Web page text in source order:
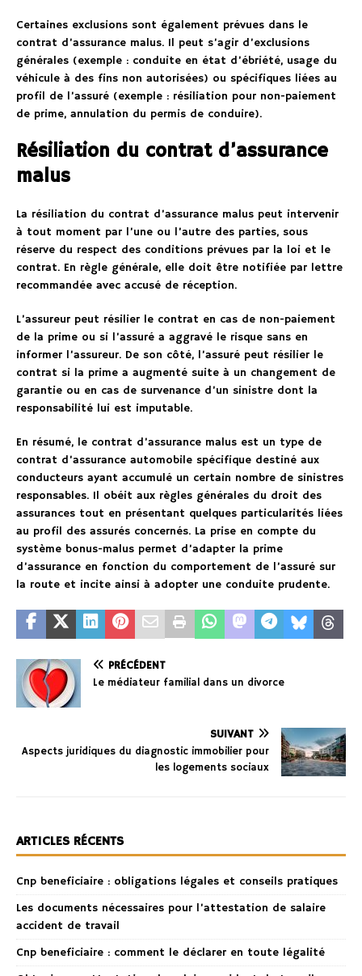
Certaines exclusions sont également prévues dans le
contrat d’assurance malus. Il peut s’agir d’exclusions
générales (exemple : conduite en état d’ébriété, usage du
véhicule à des fins non autorisées) ou spécifiques liées au
profil de l’assuré (exemple : résiliation pour non-paiement
de prime, annulation du permis de conduire).
Résiliation du contrat d’assurance
malus
La résiliation du contrat d’assurance malus peut intervenir
à tout moment par l’une ou l’autre des parties, sous
réserve du respect des conditions prévues par la loi et le
contrat. En règle générale, elle doit être notifiée par lettre
recommandée avec accusé de réception.
L’assureur peut résilier le contrat en cas de non-paiement
de la prime ou si l’assuré a aggravé le risque sans en
informer l’assureur. De son côté, l’assuré peut résilier le
contrat si la prime a augmenté suite à un changement de
garantie ou en cas de survenance d’un sinistre dont la
responsabilité lui est imputable.
En résumé, le contrat d’assurance malus est un type de
contrat d’assurance automobile spécifique destiné aux
conducteurs ayant accumulé un certain nombre de sinistres
responsables. Il obéit aux règles générales du droit des
assurances tout en présentant quelques particularités liées
au profil des assurés concernés. La prise en compte du
système bonus-malus permet d’adapter la prime
d’assurance en fonction du comportement de l’assuré sur
la route et incite ainsi à adopter une conduite prudente.
PRÉCÉDENT
Le médiateur familial dans un divorce
SUIVANT
Aspects juridiques du diagnostic immobilier pour
les logements sociaux
ARTICLES RÉCENTS
Cnp beneficiaire : obligations légales et conseils pratiques
Les documents nécessaires pour l’attestation de salaire
accident de travail
Cnp beneficiaire : comment le déclarer en toute légalité